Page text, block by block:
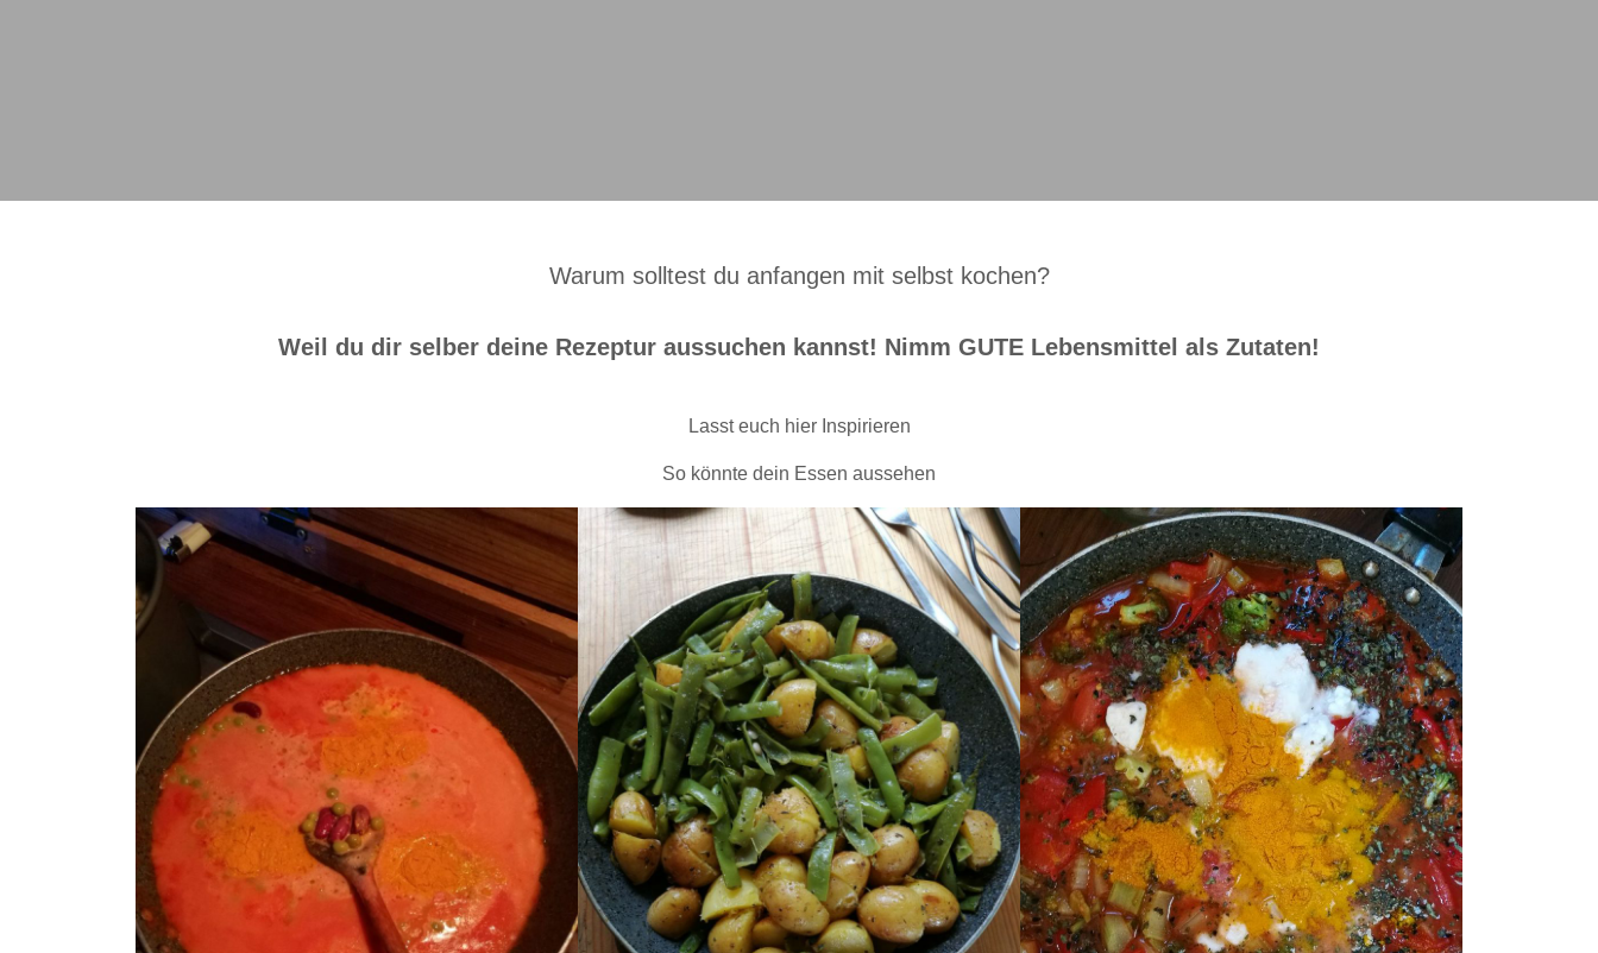
Warum solltest du anfangen mit selbst kochen?
Weil du dir selber deine Rezeptur aussuchen kannst! Nimm GUTE Lebensmittel als Zutaten!
Lasst euch hier Inspirieren
So könnte dein Essen aussehen